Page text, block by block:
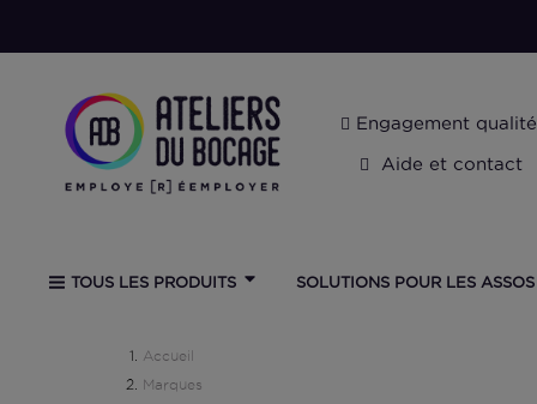
Engagement qualité
Aide et contact
TOUS LES PRODUITS SOLUTIONS POUR LES ASSOS
Accueil
Marques